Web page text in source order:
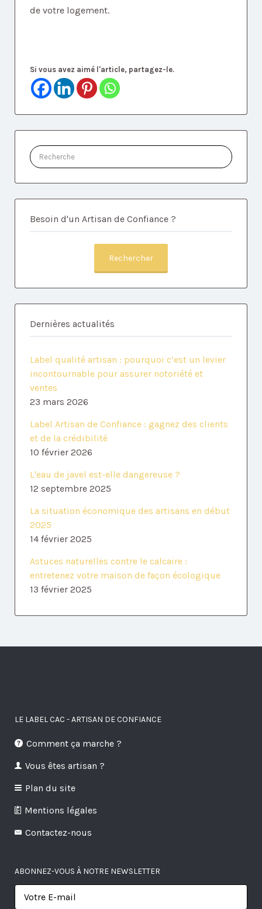
de votre logement.
Si vous avez aimé l'article, partagez-le.
Rechercher:
Besoin d'un Artisan de Confiance ?
Rechercher
Dernières actualités
Label qualité artisan : pourquoi c’est un levier
incontournable pour assurer notoriété et
ventes
23 mars 2026
Label Artisan de Confiance : gagnez des clients
et de la crédibilité
10 février 2026
L'eau de javel est-elle dangereuse ?
12 septembre 2025
La situation économique des artisans en début
2025
14 février 2025
Astuces naturelles contre le calcaire :
entretenez votre maison de façon écologique
13 février 2025
LE LABEL CAC - ARTISAN DE CONFIANCE
Comment ça marche ?
Vous êtes artisan ?
Plan du site
Mentions légales
Contactez-nous
ABONNEZ-VOUS À NOTRE NEWSLETTER